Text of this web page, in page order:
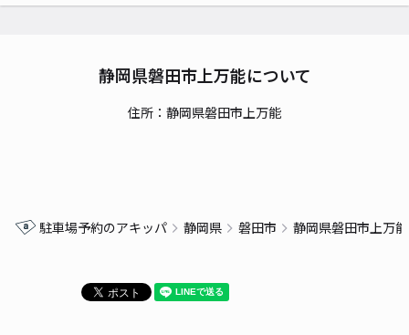
静岡県磐田市上万能について
住所：静岡県磐田市上万能
駐車場予約のアキッパ 静岡県 磐田市 静岡県磐田市上万